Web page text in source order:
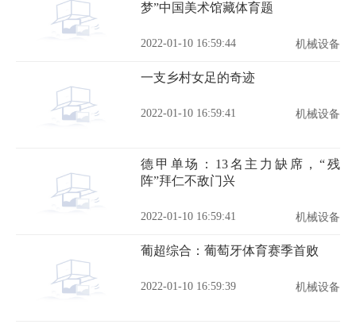
梦”中国美术馆藏体育题
2022-01-10 16:59:44 机械设备
一支乡村女足的奇迹
2022-01-10 16:59:41 机械设备
德甲单场：13名主力缺席，“残
阵”拜仁不敌门兴
2022-01-10 16:59:41 机械设备
葡超综合：葡萄牙体育赛季首败
2022-01-10 16:59:39 机械设备